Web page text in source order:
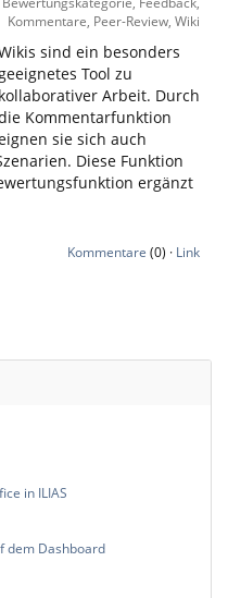
Kommentare, Peer-Review, Wiki
sind ein besonders
geeignetes Tool zu
kollaborativer Arbeit. Durch
Kommentarfunktion
sie sich auch
Diese Funktion
ergänzt
Kommentare (0) · Link
in ILIAS
dem Dashboard